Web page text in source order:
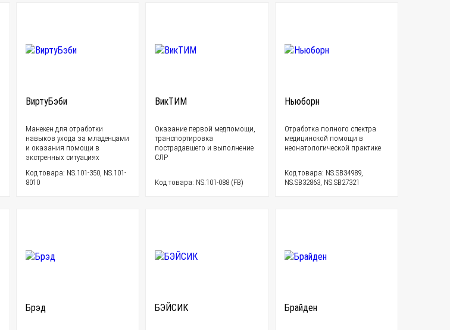
ВиртуБэби
Манекен для отработки
навыков ухода за младенцами
и оказания помощи в
экстренных ситуациях
Код товара: NS.101-350, NS.101-
8010
ВикТИМ
Оказание первой медпомощи,
транспортировка
пострадавшего и выполнение
СЛР
Код товара: NS.101-088 (FB)
Ньюборн
Отработка полного спектра
медицинской помощи в
неонатологической практике
Код товара: NS.SB34989,
NS.SB32863, NS.SB27321
Брэд БЭЙСИК Брайден